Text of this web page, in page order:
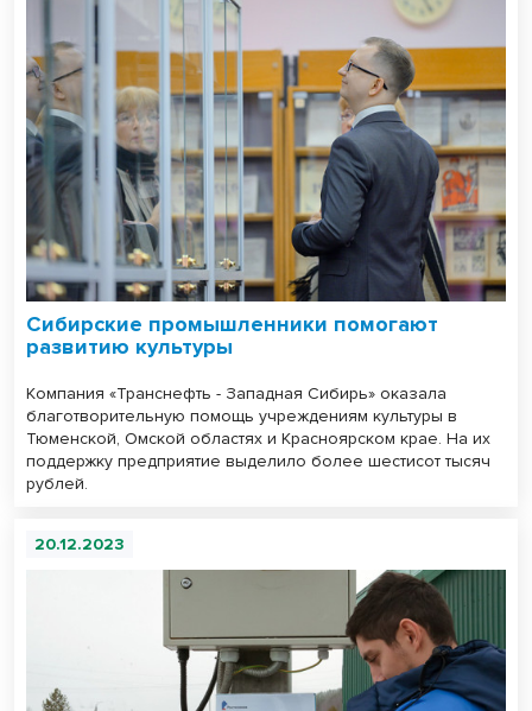
Сибирские промышленники помогают
развитию культуры
Компания «Транснефть - Западная Сибирь» оказала
благотворительную помощь учреждениям культуры в
Тюменской, Омской областях и Красноярском крае. На их
поддержку предприятие выделило более шестисот тысяч
рублей.
20.12.2023